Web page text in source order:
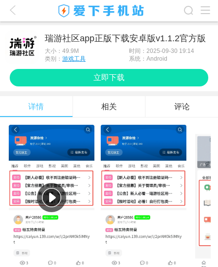
应用排行榜
最新游戏
最新应用
手机使用
游戏攻略
瑞游社区app正版下载安卓版v1.1.2官方版
大小： 49.9M
时间：2025-09-30 19:14
类别： 游戏工具 系统：Android
立即下载
详情 相关 评论